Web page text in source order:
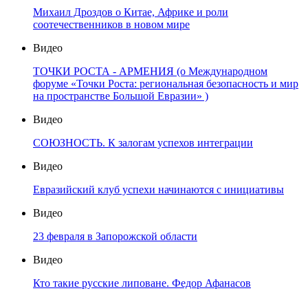
Михаил Дроздов о Китае, Африке и роли
соотечественников в новом мире
Видео
ТОЧКИ РОСТА - АРМЕНИЯ (о Международном
форуме «Точки Роста: региональная безопасность и мир
на пространстве Большой Евразии» )
Видео
СОЮЗНОСТЬ. К залогам успехов интеграции
Видео
Евразийский клуб успехи начинаются с инициативы
Видео
23 февраля в Запорожской области
Видео
Кто такие русские липоване. Федор Афанасов